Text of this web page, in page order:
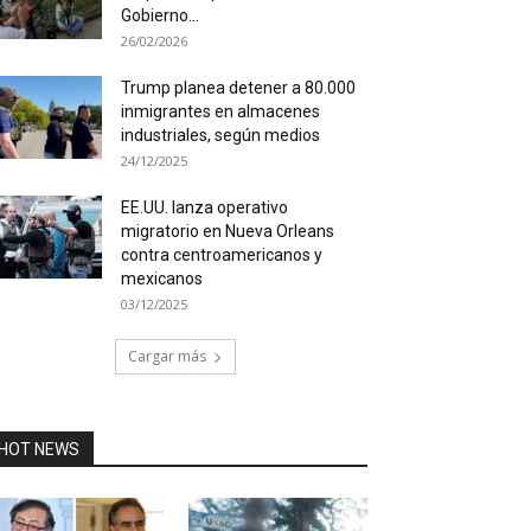
Gobierno...
26/02/2026
Trump planea detener a 80.000
inmigrantes en almacenes
industriales, según medios
24/12/2025
EE.UU. lanza operativo
migratorio en Nueva Orleans
contra centroamericanos y
mexicanos
03/12/2025
Cargar más
NEWS